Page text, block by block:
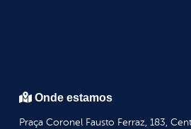
Onde estamos
Praça Coronel Fausto Ferraz, 183,